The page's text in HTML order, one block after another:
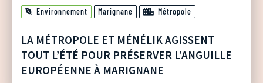
Environnement Marignane Métropole
LA MÉTROPOLE ET MÉNÉLIK AGISSENT
TOUT L’ÉTÉ POUR PRÉSERVER L’ANGUILLE
EUROPÉENNE À MARIGNANE